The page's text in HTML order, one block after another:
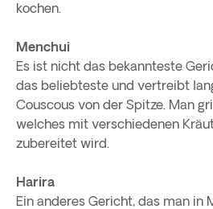
kochen.
Menchui
Es ist nicht das bekannteste
das beliebteste und vertreibt
Couscous von der Spitze. Man
welches mit verschiedenen
zubereitet wird.
Harira
Ein anderes Gericht, das man in